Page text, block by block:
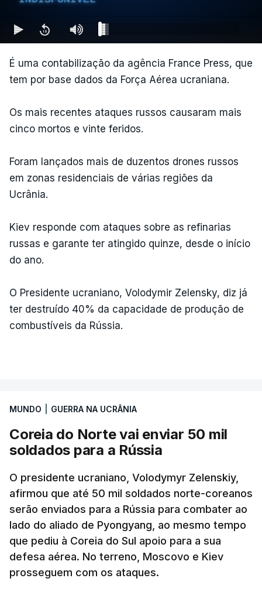
É uma contabilização da agência France Press, que
tem por base dados da Força Aérea ucraniana.
Os mais recentes ataques russos causaram mais
cinco mortos e vinte feridos.
Foram lançados mais de duzentos drones russos
em zonas residenciais de várias regiões da
Ucrânia.
Kiev responde com ataques sobre as refinarias
russas e garante ter atingido quinze, desde o início
do ano.
O Presidente ucraniano, Volodymir Zelensky, diz já
ter destruído 40% da capacidade de produção de
combustíveis da Rússia.
MUNDO GUERRA NA UCRÂNIA
Coreia do Norte vai enviar 50 mil
soldados para a Rússia
O presidente ucraniano, Volodymyr Zelenskiy,
afirmou que até 50 mil soldados norte-coreanos
serão enviados para a Rússia para combater ao
lado do aliado de Pyongyang, ao mesmo tempo
que pediu à Coreia do Sul apoio para a sua
defesa aérea. No terreno, Moscovo e Kiev
prosseguem com os ataques.